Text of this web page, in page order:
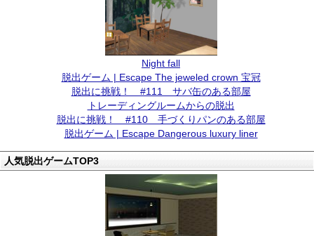
Night fall
脱出ゲーム | Escape The jeweled crown 宝冠
脱出に挑戦！ #111 サバ缶のある部屋
トレーディングルームからの脱出
脱出に挑戦！ #110 手づくりパンのある部屋
脱出ゲーム | Escape Dangerous luxury liner
人気脱出ゲームTOP3